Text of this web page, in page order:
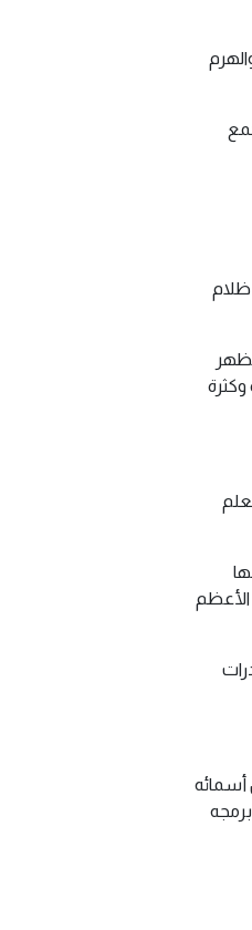
ظلام
أسمائه